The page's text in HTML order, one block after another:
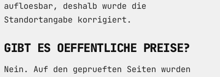
aufloesbar, deshalb wurde die
Standortangabe korrigiert.
GIBT ES OEFFENTLICHE PREISE?
Nein. Auf den geprueften Seiten wurden